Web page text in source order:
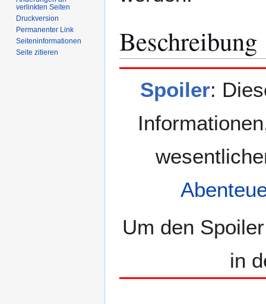
Beschreibung
Spoiler:
Um den
in
verlinkten Seiten
Druckversion
Permanenter Link
Seiten­­informationen
Seite zitieren